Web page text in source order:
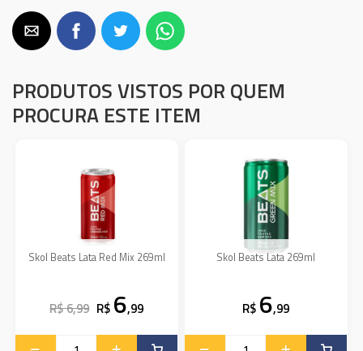
PRODUTOS VISTOS POR QUEM
PROCURA ESTE ITEM
Skol Beats Lata Red Mix 269ml
R$ 6,99 R$ 6,99
Skol Beats Lata 269ml
R$ 6,99